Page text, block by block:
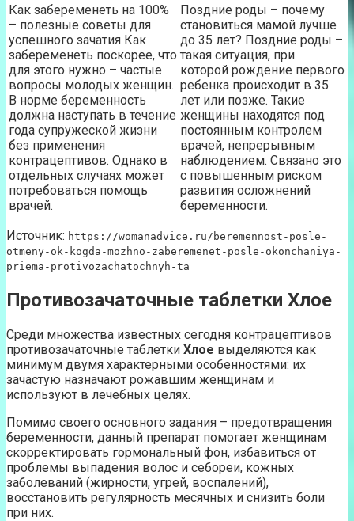
Как забеременеть на 100%
– полезные советы для
успешного зачатия Как
забеременеть поскорее, что
для этого нужно – частые
вопросы молодых женщин.
В норме беременность
должна наступать в течение
года супружеской жизни
без применения
контрацептивов. Однако в
отдельных случаях может
потребоваться помощь
врачей.
Поздние роды – почему
становиться мамой лучше
до 35 лет? Поздние роды –
такая ситуация, при
которой рождение первого
ребенка происходит в 35
лет или позже. Такие
женщины находятся под
постоянным контролем
врачей, непрерывным
наблюдением. Связано это
с повышенным риском
развития осложнений
беременности.
Источник: https://womanadvice.ru/beremennost-posle-
otmeny-ok-kogda-mozhno-zaberemenet-posle-okonchaniya-
priema-protivozachatochnyh-ta
Противозачаточные таблетки Хлое
Среди множества известных сегодня контрацептивов
противозачаточные таблетки Хлое выделяются как
минимум двумя характерными особенностями: их
зачастую назначают рожавшим женщинам и
используют в лечебных целях.
Помимо своего основного задания – предотвращения
беременности, данный препарат помогает женщинам
скорректировать гормональный фон, избавиться от
проблемы выпадения волос и себореи, кожных
заболеваний (жирности, угрей, воспалений),
восстановить регулярность месячных и снизить боли
при них.